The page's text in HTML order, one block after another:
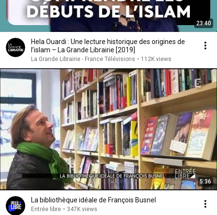
23:40
Hela Ouardi : Une lecture historique des origines de
l’islam – La Grande Librairie [2019]
La Grande Librairie - France Télévisions • 112K views
5:36
La bibliothèque idéale de François Busnel
Entrée libre • 347K views